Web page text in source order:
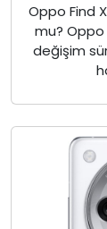
Oppo Find
mu?
değişim